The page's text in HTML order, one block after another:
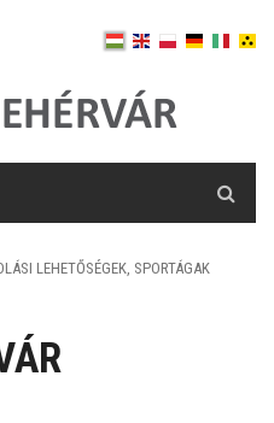
LEHETŐSÉGEK, SPORTÁGAK